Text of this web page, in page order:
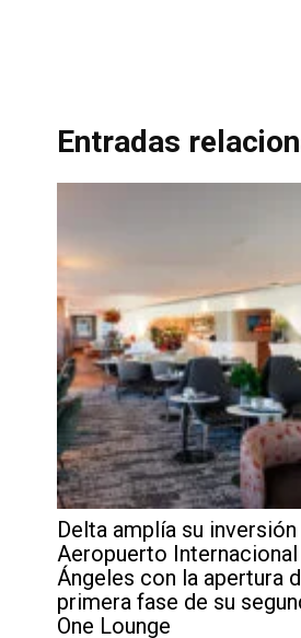
Entradas
Delta amplía su inversión
Aeropuerto
Ángeles con la apertura
primera fase de su
One Lounge